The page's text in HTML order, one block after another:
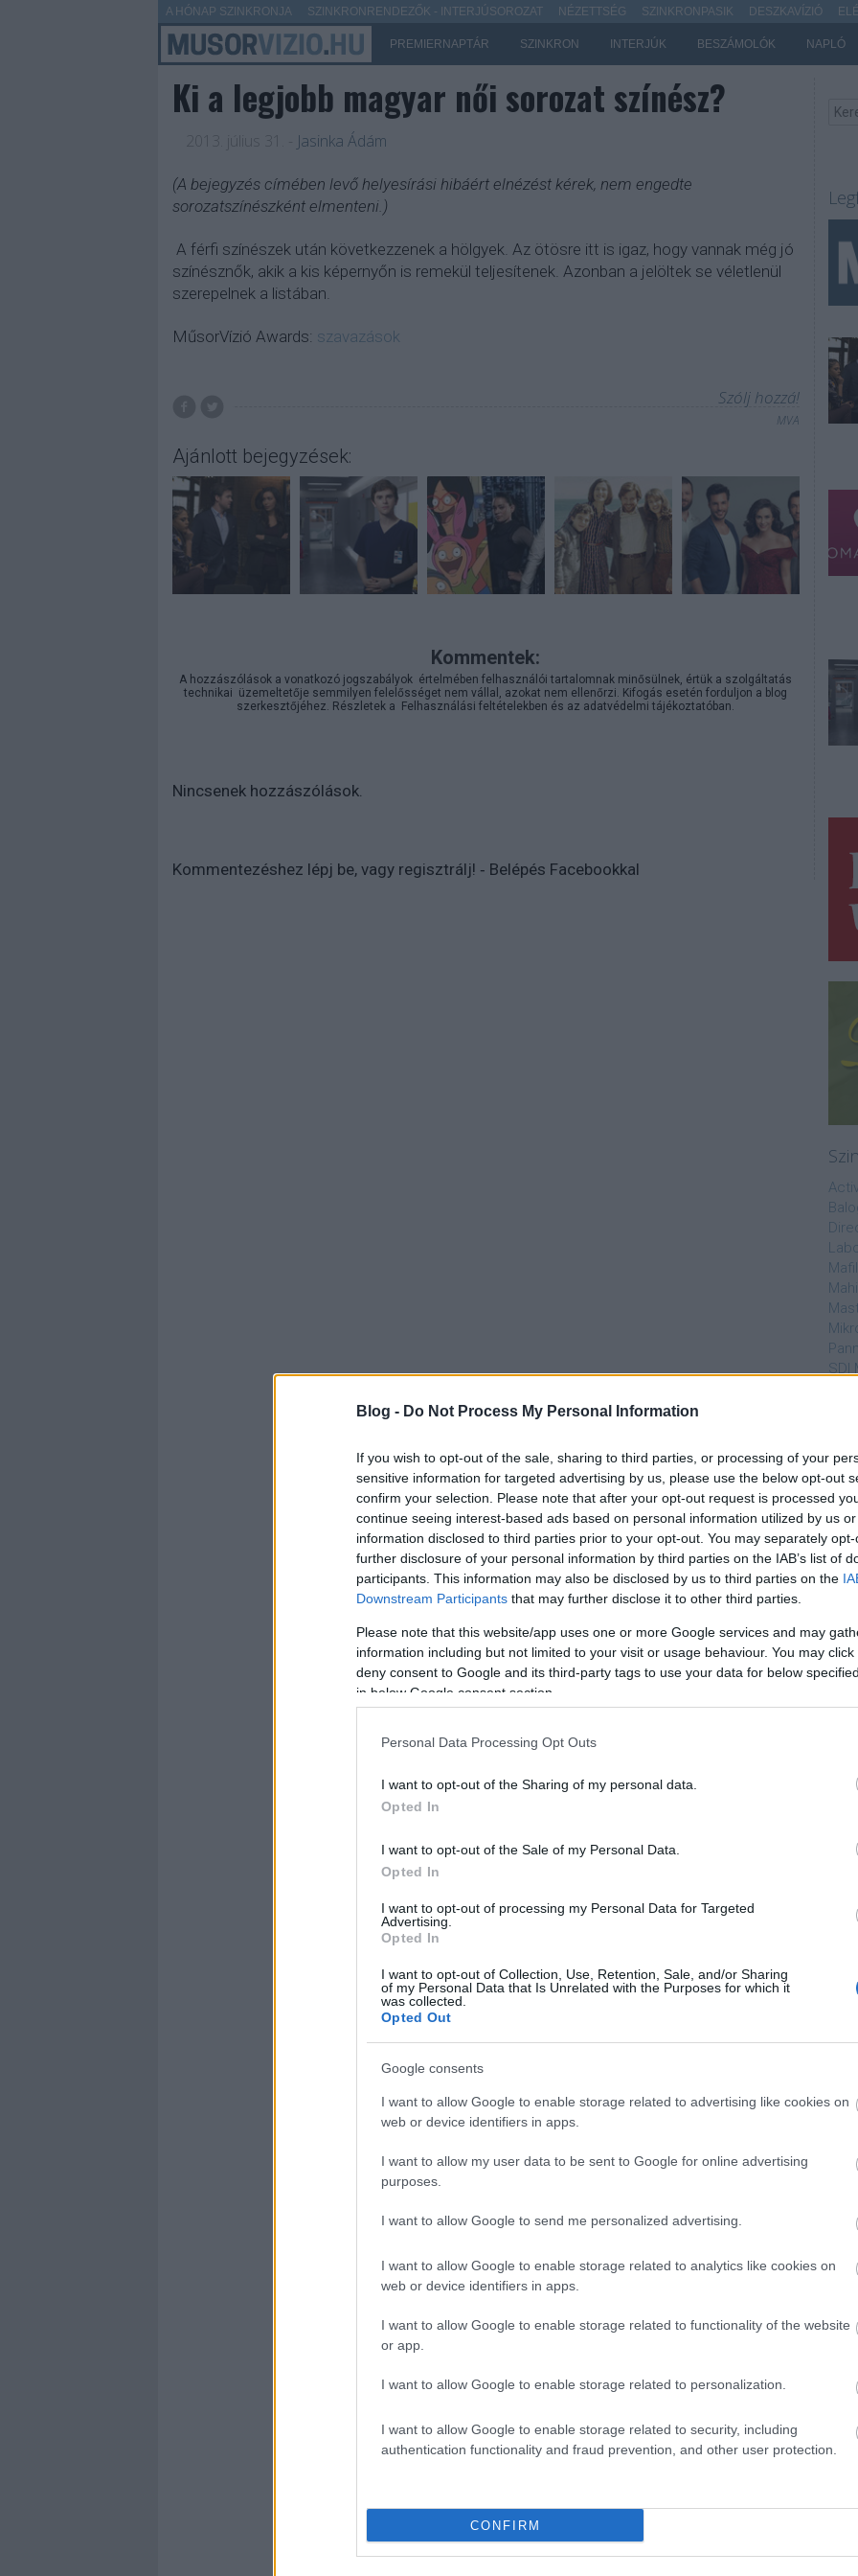
Blog - Do Not Process My Personal Information
If you wish to opt-out of the sale, sharing to third parties, or processing of your
sensitive information for targeted advertising by us, please use the below opt-out
confirm your selection. Please note that after your opt-out request is processed
continue seeing interest-based ads based on personal information utilized by us
information disclosed to third parties prior to your opt-out. You may separately
further disclosure of your personal information by third parties on the IAB’s list of
participants. This information may also be disclosed by us to third parties on the
Downstream Participants that may further disclose it to other third parties.
Please note that this website/app uses one or more Google services and may
information including but not limited to your visit or usage behaviour. You may
deny consent to Google and its third-party tags to use your data for below
in below Google consent section.
Personal Data Processing Opt Outs
I want to opt-out of the Sharing of my personal data.
Opted In
I want to opt-out of the Sale of my Personal Data.
Opted In
I want to opt-out of processing my Personal Data for Targeted
Advertising.
Opted In
I want to opt-out of Collection, Use, Retention, Sale, and/or Sharing
of my Personal Data that Is Unrelated with the Purposes for which it
was collected.
Opted Out
Google consents
I want to allow Google to enable storage related to advertising like cookies on
web or device identifiers in apps.
I want to allow my user data to be sent to Google for online advertising
purposes.
I want to allow Google to send me personalized advertising.
I want to allow Google to enable storage related to analytics like cookies on
web or device identifiers in apps.
I want to allow Google to enable storage related to functionality of the website
or app.
I want to allow Google to enable storage related to personalization.
I want to allow Google to enable storage related to security, including
authentication functionality and fraud prevention, and other user protection.
CONFIRM
PREMIERNAPTÁR SZINKRON INTERJÚK BESZÁMOLÓK NAPLÓ
A HÓNAP SZINKRONJA SZINKRONRENDEZŐK - INTERJÚSOROZAT NÉZETTSÉG SZINKRONPASIK DESZKAVÍZIÓ
Ki a legjobb magyar női sorozat színész?
2013. július 31. Jasinka Ádám
(A bejegyzés címében levő helyesírási hibáért elnézést kérek, nem engedte
sorozatszínészként elmenteni.)
A férfi színészek után következzenek a hölgyek. Az ötösre itt is igaz, hogy vannak még jó
színésznők, akik a kis képernyőn is remekül teljesítenek. Azonban a jelöltek se véletlenül
szerepelnek a listában.
MűsorVízió Awards: szavazások
Szólj hozzá!
MVA
Ajánlott bejegyzések:
Kommentek:
A hozzászólások a vonatkozó jogszabályok értelmében felhasználói tartalomnak minősülnek, értük a szolgáltatás
technikai üzemeltetője semmilyen felelősséget nem vállal, azokat nem ellenőrzi. Kifogás esetén forduljon a blog
szerkesztőjéhez. Részletek a
Felhasználási feltételekben és az adatvédelmi tájékoztatóban.
Nincsenek hozzászólások.
Kommentezéshez lépj be, vagy regisztrálj! ‐ Belépés Facebookkal
SDI
AMC
A
A
játék
M4